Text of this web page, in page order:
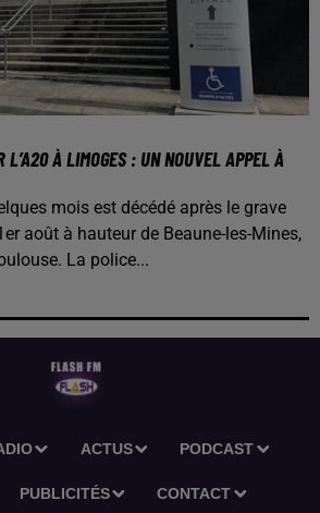
L’A20 À LIMOGES : UN NOUVEL APPEL À
mois est décédé après le grave
août à hauteur de Beaune-les-Mines,
La police...
ACTUS PODCAST
PUBLICITÉS CONTACT